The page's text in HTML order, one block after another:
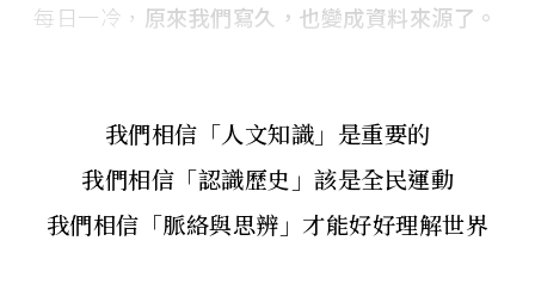
每日一冷， 原來我們寫久，也變成資料來源了。
我們相信「人文知識」是重要的
我們相信「認識歷史」該是全民運動
我們相信「脈絡與思辨」才能好好理解世界